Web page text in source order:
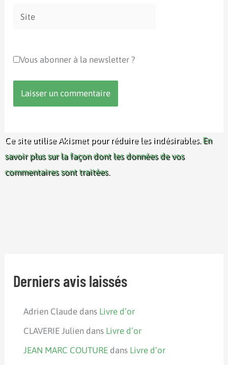
Site
Vous abonner à la newsletter ?
Ce site utilise Akismet pour réduire les indésirables. En
savoir plus sur la façon dont les données de vos
commentaires sont traitées.
Derniers avis laissés
Adrien Claude dans Livre d’or
CLAVERIE Julien dans Livre d’or
JEAN MARC COUTURE dans Livre d’or